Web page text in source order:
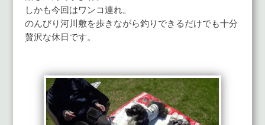
しかも今回はワンコ連れ。
のんびり河川敷を歩きながら釣りできるだけでも十分
贅沢な休日です。